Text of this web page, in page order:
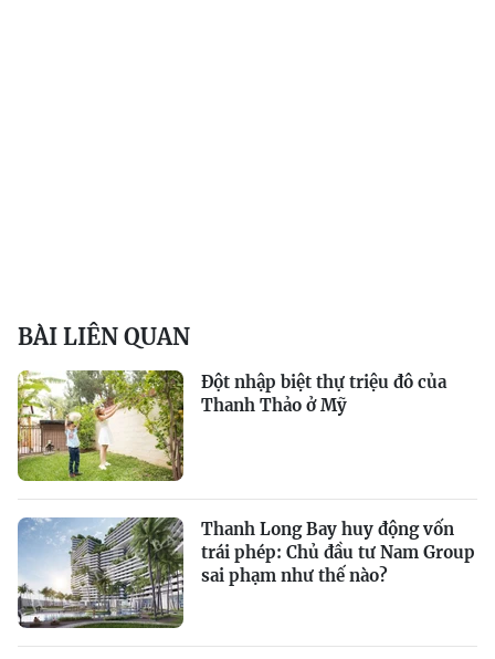
BÀI LIÊN QUAN
Đột nhập biệt thự triệu đô của
Thanh Thảo ở Mỹ
Thanh Long Bay huy động vốn
trái phép: Chủ đầu tư Nam Group
sai phạm như thế nào?